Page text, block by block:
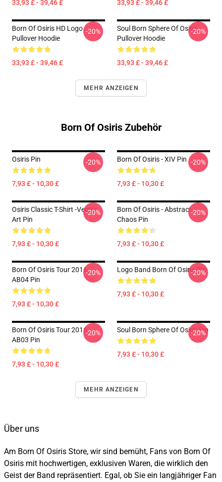
33,93 £ - 39,46 £ 33,93 £ - 39,46 £
Born Of Osiris HD Logo
Pullover Hoodie
33,93 £ - 39,46 £
-20%
Soul Born Sphere Of Osiris
Pullover Hoodie
33,93 £ - 39,46 £
-20%
MEHR ANZEIGEN
Born Of Osiris Zubehör
Osiris Pin
7,93 £ - 10,30 £
-20% Born Of Osiris - XIV Pin
7,93 £ - 10,30 £
-20%
Osiris Classic T-Shirt -Vector
Art Pin
7,93 £ - 10,30 £
-20%
Born Of Osiris - Abstract
Chaos Pin
7,93 £ - 10,30 £
-20%
Born Of Osiris Tour 2016
AB04 Pin
7,93 £ - 10,30 £
-20% Logo Band Born Of Osiris Pin
7,93 £ - 10,30 £
-20%
Born Of Osiris Tour 2016
AB03 Pin
7,93 £ - 10,30 £
-20% Soul Born Sphere Of Osiris Pin
7,93 £ - 10,30 £
-20%
MEHR ANZEIGEN
Über uns
Am Born Of Osiris Store, wir sind bemüht, Fans von Born Of
Osiris mit hochwertigen, exklusiven Waren, die wirklich den
Geist der Band repräsentiert. Egal, ob Sie ein langjähriger Fan